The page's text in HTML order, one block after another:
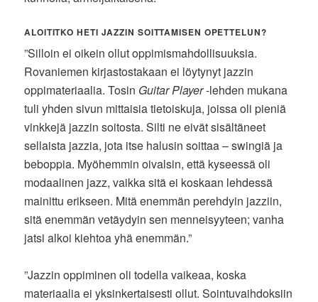
ALOITITKO HETI JAZZIN SOITTAMISEN OPETTELUN?
”Silloin ei oikein ollut oppimismahdollisuuksia.
Rovaniemen kirjastostakaan ei löytynyt jazzin
oppimateriaalia. Tosin Guitar Player-lehden mukana
tuli yhden sivun mittaisia tietoiskuja, joissa oli pieniä
vinkkejä jazzin soitosta. Silti ne eivät sisältäneet
sellaista jazzia, jota itse halusin soittaa – swingiä ja
beboppia. Myöhemmin oivalsin, että kyseessä oli
modaalinen jazz, vaikka sitä ei koskaan lehdessä
mainittu erikseen. Mitä enemmän perehdyin jazziin,
sitä enemmän vetäydyin sen menneisyyteen; vanha
jatsi alkoi kiehtoa yhä enemmän.”
”Jazzin oppiminen oli todella vaikeaa, koska
materiaalia ei yksinkertaisesti ollut. Sointuvaihdoksiin